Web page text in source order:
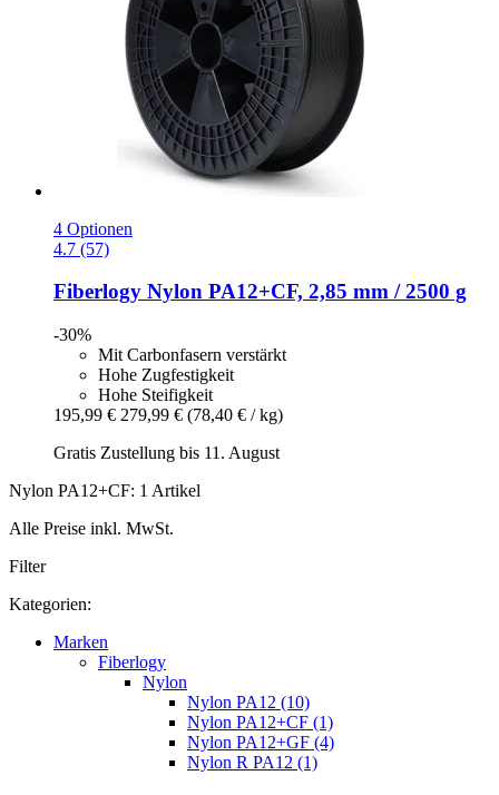
4 Optionen
4.7 (57)
Fiberlogy Nylon PA12+CF, 2,85 mm / 2500 g
-30%
Mit Carbonfasern verstärkt
Hohe Zugfestigkeit
Hohe Steifigkeit
195,99 € 279,99 € (78,40 € / kg)
Gratis Zustellung bis 11. August
Nylon PA12+CF: 1 Artikel
Alle Preise inkl. MwSt.
Filter
Kategorien:
Marken
Fiberlogy
Nylon
Nylon PA12 (10)
Nylon PA12+CF (1)
Nylon PA12+GF (4)
Nylon R PA12 (1)